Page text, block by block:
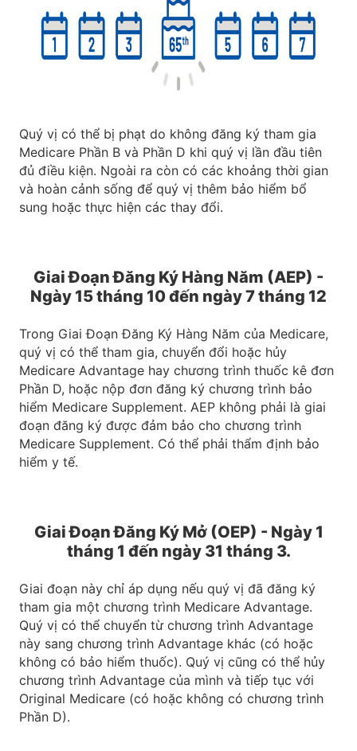
Quý vị có thể bị phạt do không đăng ký tham gia
Medicare Phần B và Phần D khi quý vị lần đầu tiên
đủ điều kiện. Ngoài ra còn có các khoảng thời gian
và hoàn cảnh sống để quý vị thêm bảo hiểm bổ
sung hoặc thực hiện các thay đổi.
Giai Đoạn Đăng Ký Hàng Năm (AEP) -
Ngày 15 tháng 10 đến ngày 7 tháng 12
Trong Giai Đoạn Đăng Ký Hàng Năm của Medicare,
quý vị có thể tham gia, chuyển đổi hoặc hủy
Medicare Advantage hay chương trình thuốc kê đơn
Phần D, hoặc nộp đơn đăng ký chương trình bảo
hiểm Medicare Supplement. AEP không phải là giai
đoạn đăng ký được đảm bảo cho chương trình
Medicare Supplement. Có thể phải thẩm định bảo
hiểm y tế.
Giai Đoạn Đăng Ký Mở (OEP) - Ngày 1
tháng 1 đến ngày 31 tháng 3.
Giai đoạn này chỉ áp dụng nếu quý vị đã đăng ký
tham gia một chương trình Medicare Advantage.
Quý vị có thể chuyển từ chương trình Advantage
này sang chương trình Advantage khác (có hoặc
không có bảo hiểm thuốc). Quý vị cũng có thể hủy
chương trình Advantage của mình và tiếp tục với
Original Medicare (có hoặc không có chương trình
Phần D).